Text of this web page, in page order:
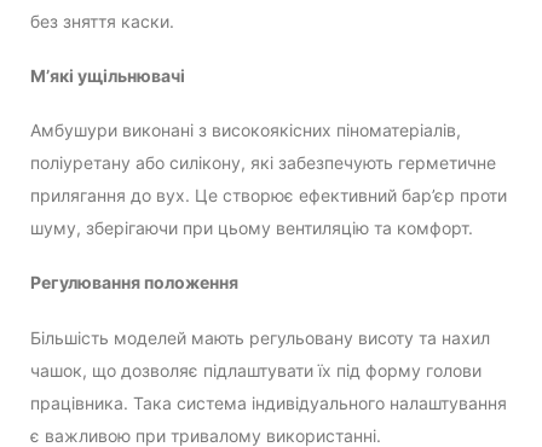
без зняття каски.
М’які ущільнювачі
Амбушури виконані з високоякісних піноматеріалів,
поліуретану або силікону, які забезпечують герметичне
прилягання до вух. Це створює ефективний бар’єр проти
шуму, зберігаючи при цьому вентиляцію та комфорт.
Регулювання положення
Більшість моделей мають регульовану висоту та нахил
чашок, що дозволяє підлаштувати їх під форму голови
працівника. Така система індивідуального налаштування
є важливою при тривалому використанні.